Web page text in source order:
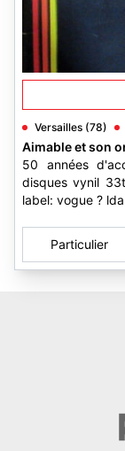
Versailles (78)
Aimable et son
50 années
disques vynil
label: vogue ?
Particulier